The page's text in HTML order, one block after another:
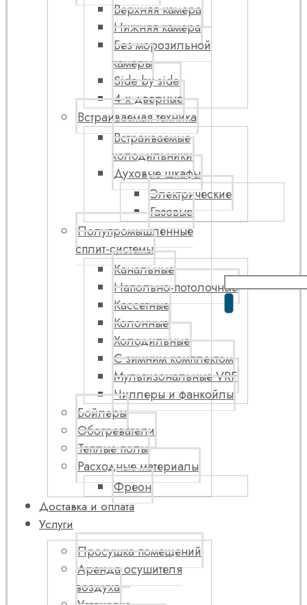
Верхняя камера
Нижняя камера
Без морозильной
камеры
Side by side
4-х дверные
Встраиваемая техника
Встраиваемые
холодильники
Духовые шкафы
Электрические
Газовые
Полупромышленные
сплит-системы
Канальные
Напольно-потолочные
Кассетные
Колонные
Холодильные
С зимним комплектом
Мультизональные VRF
Чиллеры и фанкойлы
Бойлеры
Обогреватели
Теплые полы
Расходные материалы
Фреон
Доставка и оплата
Услуги
Просушка помещений
Аренда осушителя
воздуха